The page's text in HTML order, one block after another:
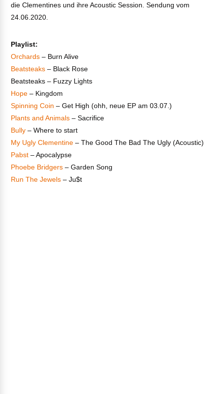
die Clementines und ihre Acoustic Session. Sendung vom
24.06.2020.
Playlist:
Orchards – Burn Alive
Beatsteaks – Black Rose
Beatsteaks – Fuzzy Lights
Hope – Kingdom
Spinning Coin – Get High (ohh, neue EP am 03.07.)
Plants and Animals – Sacrifice
Bully – Where to start
My Ugly Clementine – The Good The Bad The Ugly (Acoustic)
Pabst – Apocalypse
Phoebe Bridgers – Garden Song
Run The Jewels– Ju$t